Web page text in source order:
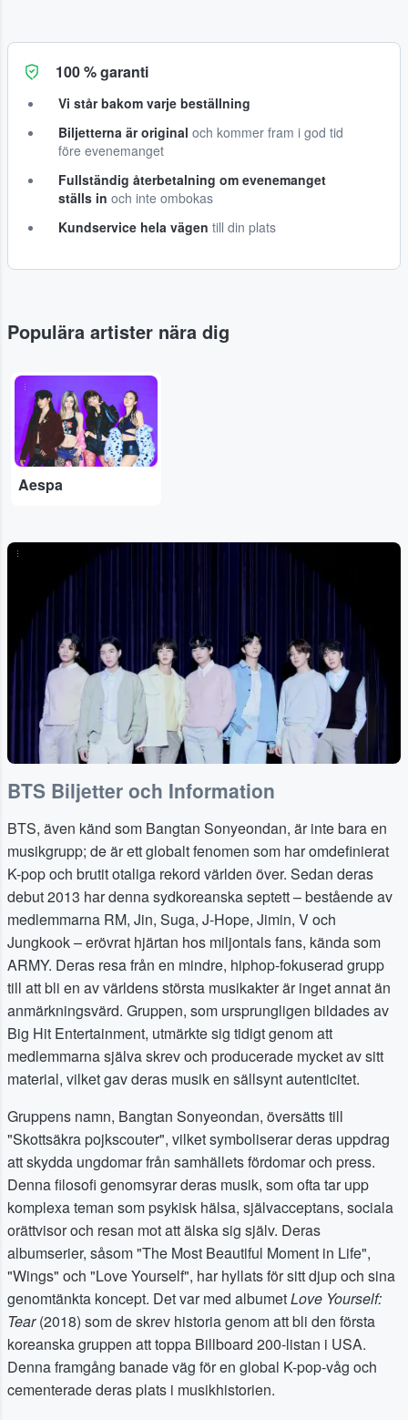
100 % garanti
Vi står bakom varje beställning
Biljetterna är original och kommer fram i god tid
före evenemanget
Fullständig återbetalning om evenemanget
ställs in och inte ombokas
Kundservice hela vägen till din plats
Populära artister nära dig
...
Aespa
...
BTS Biljetter och Information
BTS, även känd som Bangtan Sonyeondan, är inte bara en
musikgrupp; de är ett globalt fenomen som har omdefinierat
K-pop och brutit otaliga rekord världen över. Sedan deras
debut 2013 har denna sydkoreanska septett – bestående av
medlemmarna RM, Jin, Suga, J-Hope, Jimin, V och
Jungkook – erövrat hjärtan hos miljontals fans, kända som
ARMY. Deras resa från en mindre, hiphop-fokuserad grupp
till att bli en av världens största musikakter är inget annat än
anmärkningsvärd. Gruppen, som ursprungligen bildades av
Big Hit Entertainment, utmärkte sig tidigt genom att
medlemmarna själva skrev och producerade mycket av sitt
material, vilket gav deras musik en sällsynt autenticitet.
Gruppens namn, Bangtan Sonyeondan, översätts till
"Skottsäkra pojkscouter", vilket symboliserar deras uppdrag
att skydda ungdomar från samhällets fördomar och press.
Denna filosofi genomsyrar deras musik, som ofta tar upp
komplexa teman som psykisk hälsa, självacceptans, sociala
orättvisor och resan mot att älska sig själv. Deras
albumserier, såsom "The Most Beautiful Moment in Life",
"Wings" och "Love Yourself", har hyllats för sitt djup och sina
genomtänkta koncept. Det var med albumetLove Yourself:
Tear(2018) som de skrev historia genom att bli den första
koreanska gruppen att toppa Billboard 200-listan i USA.
Denna framgång banade väg för en global K-pop-våg och
cementerade deras plats i musikhistorien.